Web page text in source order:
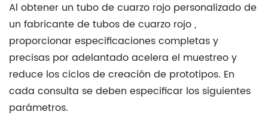
Al obtener un tubo de cuarzo rojo personalizadode
un fabricante de tubos de cuarzo rojo,
proporcionar especificaciones completas y
precisas por adelantado acelera el muestreo y
reduce los ciclos de creación de prototipos. En
cada consulta se deben especificar los siguientes
parámetros.